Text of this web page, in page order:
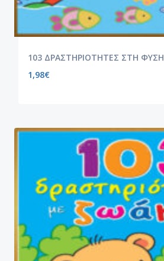
103 ΔΡΑΣΤΗΡΙΟΤΗΤΕΣ ΣΤΗ ΦΥΣΗ
1,98€